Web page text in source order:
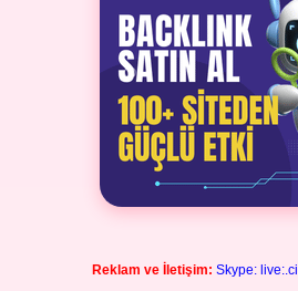
Reklam ve İletişim: Skype: